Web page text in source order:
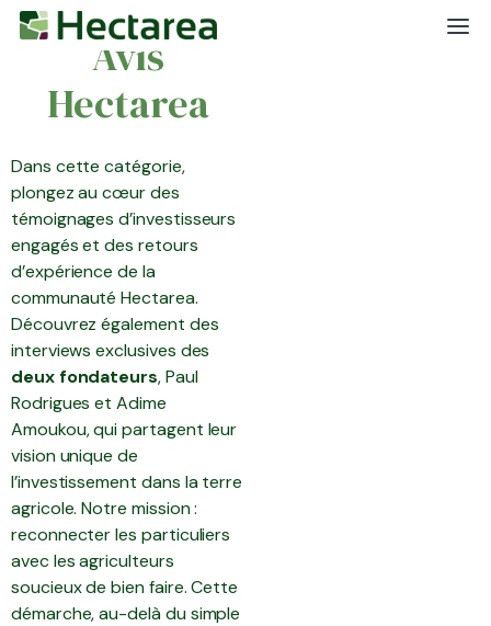
Avis
Hectarea
Dans cette catégorie,
plongez au cœur des
témoignages d’investisseurs
engagés et des retours
d’expérience de la
communauté Hectarea.
Découvrez également des
interviews exclusives des
deux fondateurs, Paul
Rodrigues et Adime
Amoukou, qui partagent leur
vision unique de
l’investissement dans la terre
agricole. Notre mission :
reconnecter les particuliers
avec les agriculteurs
soucieux de bien faire. Cette
démarche, au-delà du simple